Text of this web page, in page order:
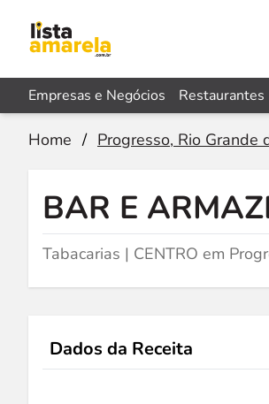
Empresas e Negócios Restaurantes
Home / Progresso, Rio Grande
BAR E
Tabacarias | CENTRO em
Dados da Receita